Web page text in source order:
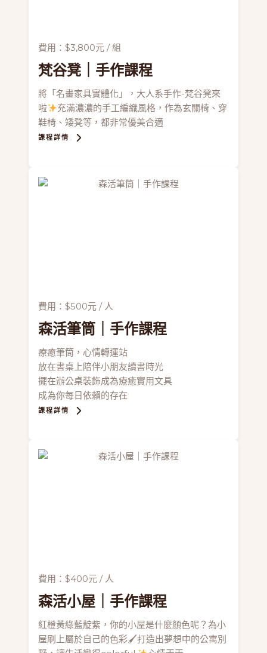
費用：$3,800元 / 組
梵谷凳｜手作課程
將「名畫家具實體化」，大人系手作-梵谷凳來
啦
充滿濃濃的手工編織風格，作為玄關椅、穿
鞋椅、矮凳等，都非常優美合適
課程詳情
費用：$500元 / 人
森活筆筒 ｜手作課程
療癒筆筒，心情轉運站
放在書桌上陪伴小朋友讀書時光
擺在辦公桌裝飾成為療癒實用文具
成為你每日依賴的存在
課程詳情
費用：$400元 / 人
森活小屋 ｜手作課程
紅橙黃綠藍靛紫，你的小屋是什麼顏色呢？為小
屋刷上屬於自己的色彩🖌打造出夢想中的公寓別